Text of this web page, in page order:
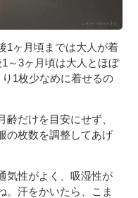
1ヶ月頃までは大人が着
～3ヶ月頃は大人とほぼ
1枚少なめに着せるの
だけを目安にせず、
の枚数を調整してあげ
気性がよく、吸湿性が
。汗をかいたら、こま